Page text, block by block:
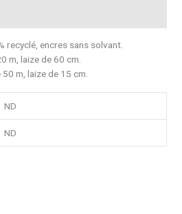
recyclé, encres sans solvant.
m, laize de 60 cm.
m, laize de 15 cm.
ND
ND